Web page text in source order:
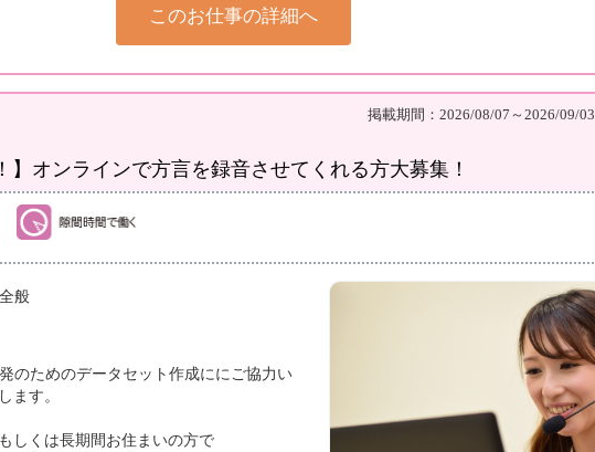
このお仕事の詳細へ
掲載期間：2026/08/07～2026/09/03
】オンラインで方言を録音させてくれる方大募集！
全般
のためのデータセット作成ににご協力い
ます。
しくは長期間お住まいの方で